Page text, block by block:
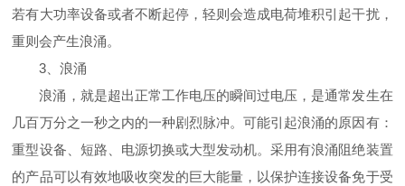
若有大功率设备或者不断起停，轻则会造成电荷堆积引起干扰，
重则会产生浪涌。
3、浪涌
浪涌，就是超出正常工作电压的瞬间过电压，是通常发生在
几百万分之一秒之内的一种剧烈脉冲。可能引起浪涌的原因有：
重型设备、短路、电源切换或大型发动机。采用有浪涌阻绝装置
的产品可以有效地吸收突发的巨大能量，以保护连接设备免于受